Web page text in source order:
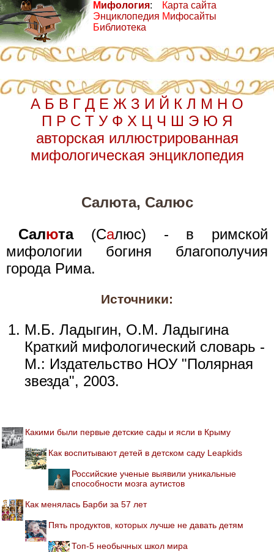
Мифология:
Энциклопедия
Библиотека
Карта сайта
Мифосайты
А Б В Г Д Е Ж З И Й К Л М Н О
П Р С Т У Ф Х Ц Ч Ш Э Ю Я
авторская иллюстрированная
мифологическая энциклопедия
Салюта, Салюс
Салюта(Салюс) - в римской
мифологии богиня благополучия
города Рима.
Источники:
М.Б. Ладыгин, О.М. Ладыгина
Краткий мифологический словарь -
М.: Издательство НОУ "Полярная
звезда", 2003.
Какими были первые детские сады и ясли в Крыму
Как воспитывают детей в детском саду Leapkids
Российские ученые выявили уникальные
способности мозга аутистов
Как менялась Барби за 57 лет
Пять продуктов, которых лучше не давать детям
Топ-5 необычных школ мира